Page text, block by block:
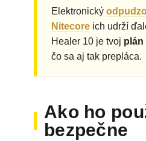
Elektronický
Nitecore ich udrží
Healer 10 je tvoj plán
čo sa aj tak prepláca.
Ako ho
bezpečne